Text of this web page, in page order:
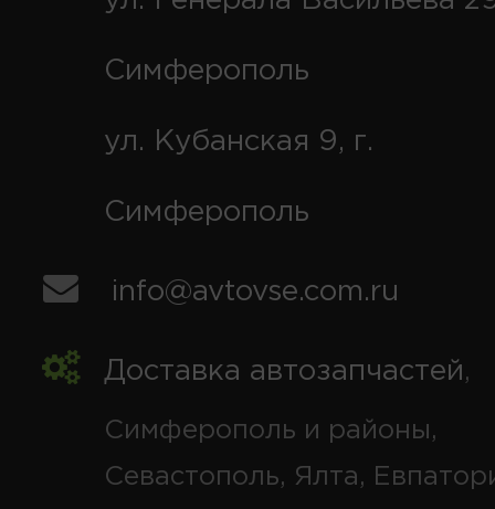
Симферополь
ул. Кубанская 9, г.
Симферополь
info@avtovse.com.ru
Доставка автозапчастей,
Симферополь и районы,
Севастополь, Ялта,